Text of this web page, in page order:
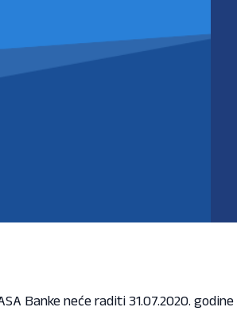
Banke neće raditi 31.07.2020.